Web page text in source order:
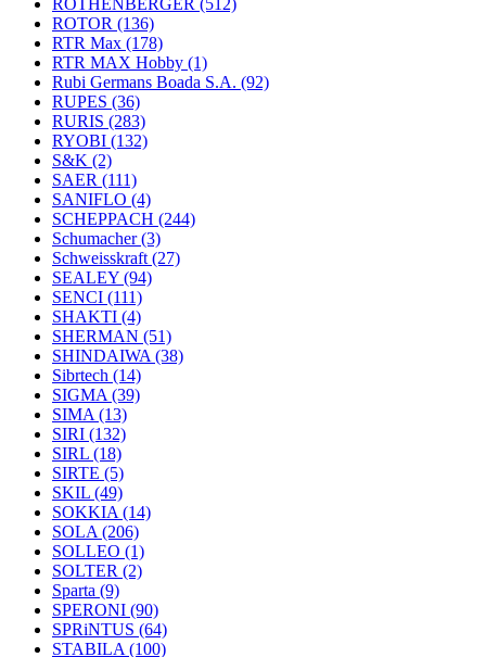
ROTHENBERGER (512)
ROTOR (136)
RTR Max (178)
RTR MAX Hobby (1)
Rubi Germans Boada S.A. (92)
RUPES (36)
RURIS (283)
RYOBI (132)
S&K (2)
SAER (111)
SANIFLO (4)
SCHEPPACH (244)
Schumacher(3)
Schweisskraft (27)
SEALEY (94)
SENCI (111)
SHAKTI (4)
SHERMAN (51)
SHINDAIWA (38)
Sibrtech (14)
SIGMA (39)
SIMA (13)
SIRI (132)
SIRL (18)
SIRTE (5)
SKIL (49)
SOKKIA (14)
SOLA (206)
SOLLEO (1)
SOLTER (2)
Sparta (9)
SPERONI (90)
SPRiNTUS (64)
STABILA (100)